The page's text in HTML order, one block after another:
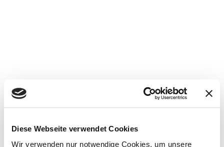
Diese Webseite verwendet Cookies
Wir verwenden nur notwendige Cookies, um unsere